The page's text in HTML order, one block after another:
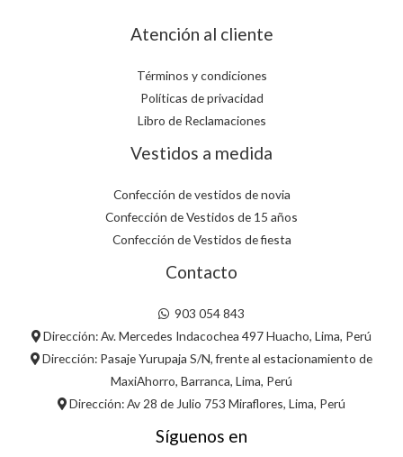
Atención al cliente
Términos y condiciones
Políticas de privacidad
Libro de Reclamaciones
Vestidos a medida
Confección de vestidos de novia
Confección de Vestidos de 15 años
Confección de Vestidos de fiesta
Contacto
903 054 843
Dirección: Av. Mercedes Indacochea 497 Huacho, Lima, Perú
Dirección: Pasaje Yurupaja S/N, frente al estacionamiento de
MaxiAhorro, Barranca, Lima, Perú
Dirección: Av 28 de Julio 753 Miraflores, Lima, Perú
Síguenos en